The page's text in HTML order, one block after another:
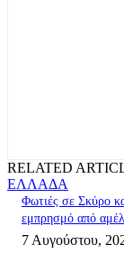
RELATED
ΕΛΛΑΔΑ
Φωτιές σε Σκύρο
εμπρησμό από
7 Αυγούστου,